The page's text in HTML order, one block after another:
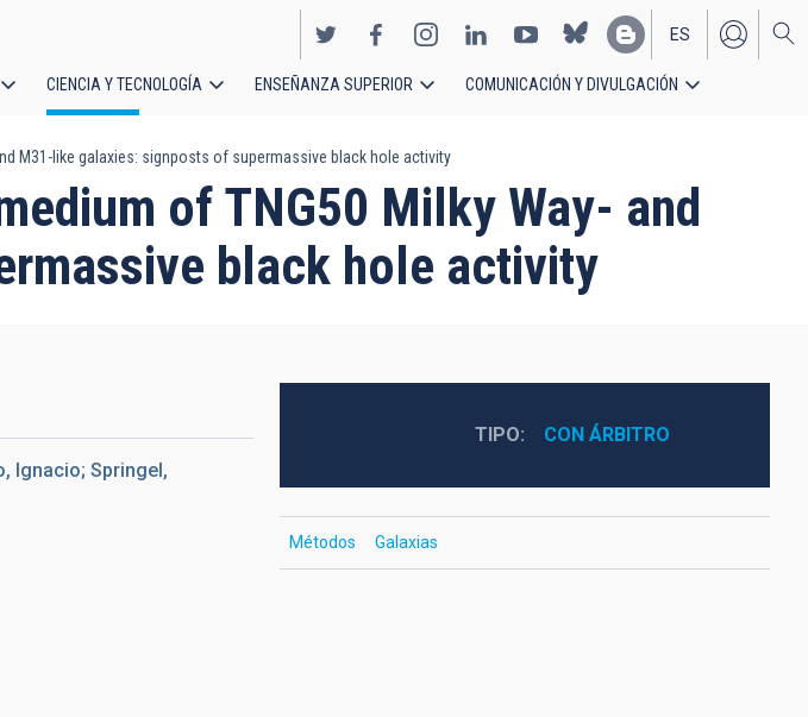
EN
ES
CIENCIA Y TECNOLOGÍA ENSEÑANZA SUPERIOR COMUNICACIÓN Y DIVULGACIÓN
M31-like galaxies: signposts of supermassive black hole activity
of TNG50 Milky Way- and
black hole activity
Ignacio; Springel,
TIPO CON ÁRBITRO
Métodos Galaxias